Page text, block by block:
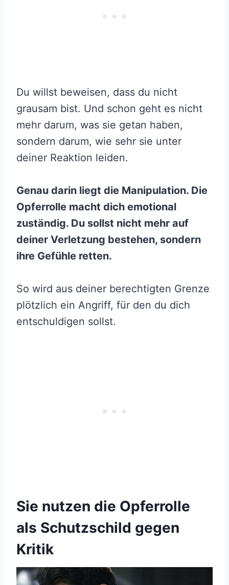
Du willst beweisen, dass du nicht
grausam bist. Und schon geht es nicht
mehr darum, was sie getan haben,
sondern darum, wie sehr sie unter
deiner Reaktion leiden.
Genau darin liegt die Manipulation. Die
Opferrolle macht dich emotional
zuständig. Du sollst nicht mehr auf
deiner Verletzung bestehen, sondern
ihre Gefühle retten.
So wird aus deiner berechtigten Grenze
plötzlich ein Angriff, für den du dich
entschuldigen sollst.
Sie nutzen die Opferrolle
als Schutzschild gegen
Kritik